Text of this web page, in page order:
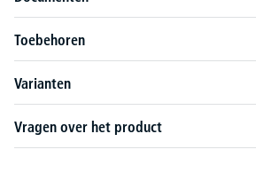
Toebehoren
Varianten
Vragen over het product